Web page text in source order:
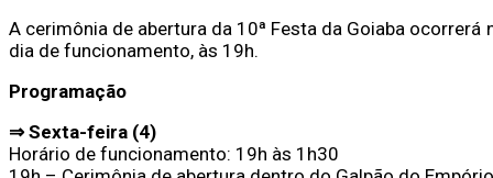
A cerimônia de abertura da 10ª Festa da Goiaba
dia de funcionamento, às 19h.
Programação
⇒ Sexta-feira (4)
Horário de funcionamento: 19h às 1h30